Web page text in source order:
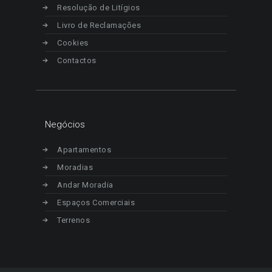
Resolução de Litígios
Livro de Reclamações
Cookies
Contactos
Negócios
Apartamentos
Moradias
Andar Moradia
Espaços Comerciais
Terrenos